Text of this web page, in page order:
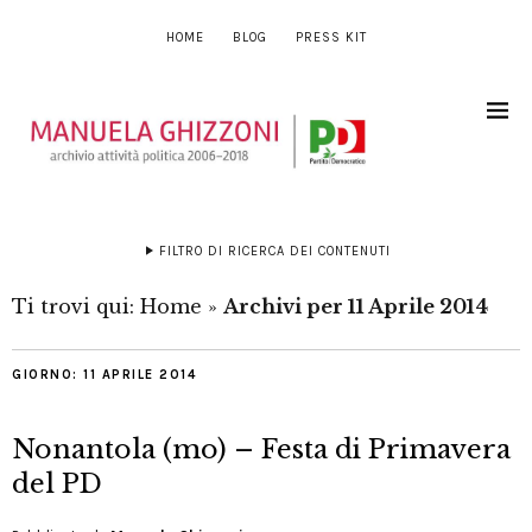
HOME BLOG PRESS KIT
FILTRO DI RICERCA DEI CONTENUTI
Ti trovi qui: Home » Archivi per 11 Aprile 2014
GIORNO: 11 APRILE 2014
Nonantola (mo) – Festa di Primavera
del PD